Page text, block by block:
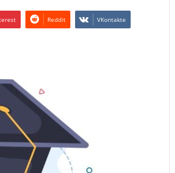
Reddit VKontakte